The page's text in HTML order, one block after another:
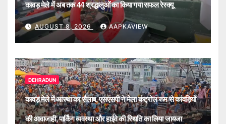
कावड़ मेले में अब तक 44 श्रद्धालुओं का किया गया सफल रेस्क्यू
AUGUST 8, 2026 AAPKAVIEW
DEHRADUN
कावड़ मेले में आस्था का सैलाब, एसएसपी ने मेला कंट्रोल रूम से कांवड़ियों
की आवाजाही, पार्किंग व्यवस्था और हाईवे की स्थिति का लिया जायजा